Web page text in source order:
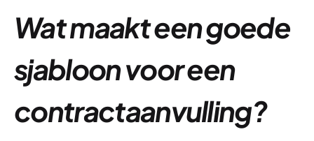
Wat maakt een goede
sjabloon voor een
contractaanvulling?